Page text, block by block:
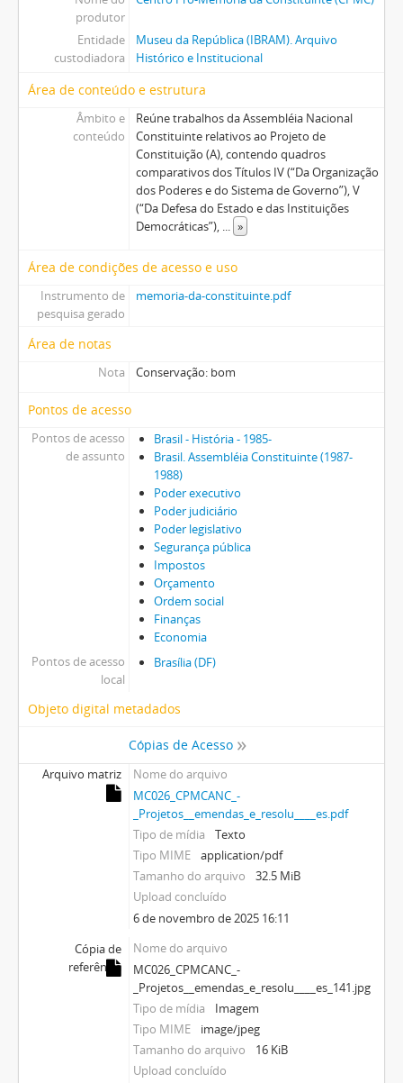
produtor
Entidade
custodiadora
Museu da República (IBRAM). Arquivo
Histórico e Institucional
Área de conteúdo e estrutura
Âmbito e
conteúdo
Reúne trabalhos da Assembléia Nacional
Constituinte relativos ao Projeto de
Constituição (A), contendo quadros
comparativos dos Títulos IV (“Da Organização
dos Poderes e do Sistema de Governo”), V
(“Da Defesa do Estado e das Instituições
Democráticas”), ... »
Área de condições de acesso e uso
Instrumento de
pesquisa gerado
memoria-da-constituinte.pdf
Área de notas
Nota Conservação: bom
Pontos de acesso
Pontos de acesso
de assunto
Brasil - História - 1985-
Brasil. Assembléia Constituinte (1987-
1988)
Poder executivo
Poder judiciário
Poder legislativo
Segurança pública
Impostos
Orçamento
Ordem social
Finanças
Economia
Pontos de acesso
local
Brasília (DF)
Objeto digital metadados
Cópias de Acesso
Arquivo matriz
Nome do arquivo
MC026_CPMCANC_-
_Projetos__emendas_e_resolu____es.pdf
Tipo de mídia
Texto
Tipo MIME
application/pdf
Tamanho do arquivo
32.5 MiB
Upload concluído
6 de novembro de 2025 16:11
Cópia de
referência
Nome do arquivo
MC026_CPMCANC_-
_Projetos__emendas_e_resolu____es_141.jpg
Tipo de mídia
Imagem
Tipo MIME
image/jpeg
Tamanho do arquivo
16 KiB
Upload concluído